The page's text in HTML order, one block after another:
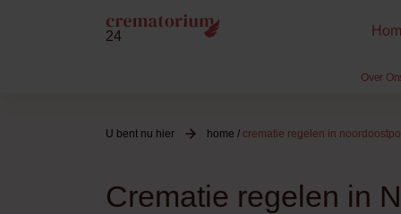
24
Over
U bent nu hier home / crematie regelen in
Crematie regelen in